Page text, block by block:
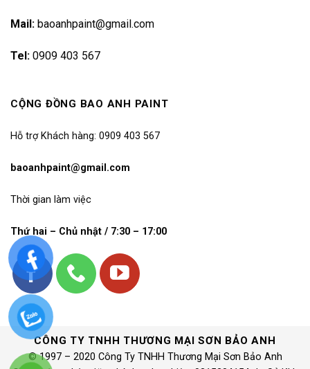
Mail: baoanhpaint@gmail.com
Tel: 0909 403 567
CỘNG ĐỒNG BAO ANH PAINT
Hỗ trợ Khách hàng: 0909 403 567
baoanhpaint@gmail.com
Thời gian làm việc
Thứ hai – Chủ nhật / 7:30 – 17:00
CÔNG TY TNHH THƯƠNG MẠI SƠN BẢO ANH
© 1997 – 2020 Công Ty TNHH Thương Mại Sơn Bảo Anh